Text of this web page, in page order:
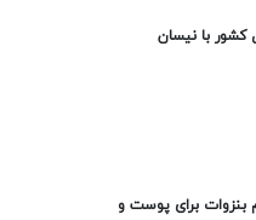
با نیسان
برای پوست و